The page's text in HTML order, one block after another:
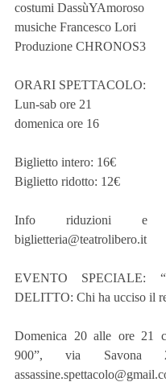
costumi DassùYAmoroso
musiche Francesco Lori
Produzione CHRONOS3
ORARI SPETTACOLO:
Lun-sab ore 21
domenica ore 16
Biglietto intero: 16€
Biglietto ridotto: 12€
Info riduzioni e
biglietteria@teatrolibero.it
EVENTO SPECIALE:
DELITTO: Chi ha ucciso il
Domenica 20 alle ore 21
900”, via